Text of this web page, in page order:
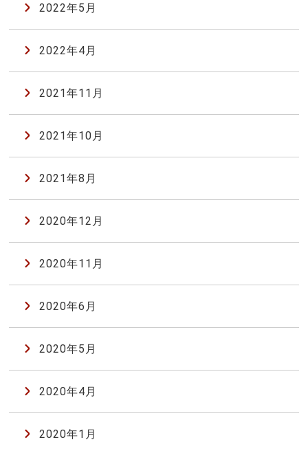
2022年5月
2022年4月
2021年11月
2021年10月
2021年8月
2020年12月
2020年11月
2020年6月
2020年5月
2020年4月
2020年1月